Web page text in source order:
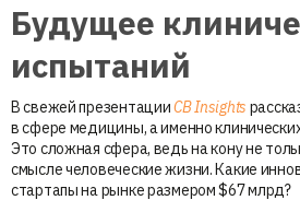
Будущее
испытаний
В свежей презентацииCB Insights
в сфере медицины, а именно
Это сложная сфера, ведь на кону не
смысле человеческие жизни. Какие
стартапы на рынке размером $67 млрд?